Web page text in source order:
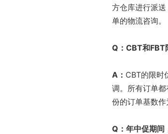
方仓库进行派
单的物流咨询。
Q ： CBT和FBT
A ： CBT的限时
调。所有订单
份的订单基数作
Q ：年中促期